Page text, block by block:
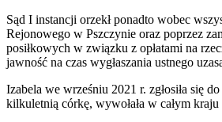
Sąd I instancji orzekł ponadto wobec
Rejonowego w Pszczynie oraz poprzez
posiłkowych w związku z opłatami na
jawność na czas wygłaszania ustnego
Izabela we wrześniu 2021 r. zgłosiła się
kilkuletnią córkę, wywołała w całym